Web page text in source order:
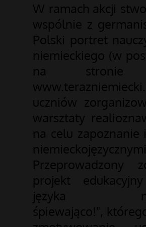
W ramach akcji
wspólnie z
Polski portret
niemieckiego (w
na stronie
uczniów
warsztaty
na celu zapoznanie
niemieckojęzycznymi.
Przeprowadzony
projekt
języka
śpiewająco!",